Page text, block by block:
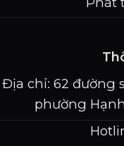
Địa chỉ: 62 đường
phường